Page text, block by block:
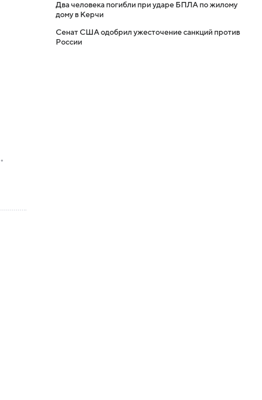
Два человека погибли при ударе БПЛА по жилому
дому в Керчи
Сенат США одобрил ужесточение санкций против
России